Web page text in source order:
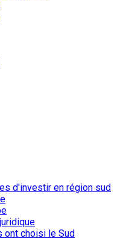
d'investir en région sud
ont choisi le Sud